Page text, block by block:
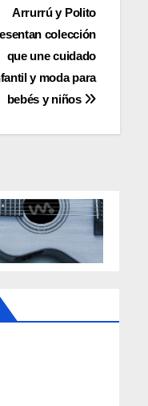
Arrurrú y Polito
colección
que une cuidado
y moda para
bebés y niños